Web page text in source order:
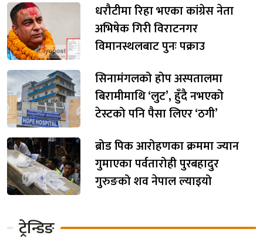
धरौटीमा रिहा भएका कांग्रेस नेता
अभिषेक गिरी विराटनगर
विमानस्थलबाट पुनः पक्राउ
सिनामंगलको होप अस्पतालमा
बिरामीमाथि ‘लुट’, हुँदै नभएको
टेस्टको पनि पैसा लिएर ‘ठगी’
ब्रोड पिक आरोहणका क्रममा ज्यान
गुमाएका पर्वतारोही पुरबहादुर
गुरुङको शव नेपाल ल्याइयो
ट्रेन्डिङ